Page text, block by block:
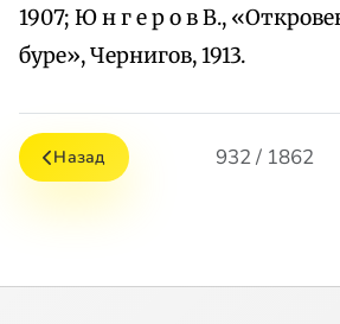
1907; Ю н г е р о в В.,
буре», Чернигов, 1913.
Назад 932 / 1862